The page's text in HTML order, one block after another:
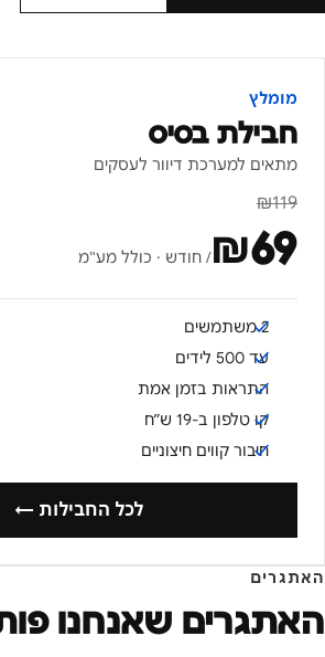
מומלץ
חבילת בסיס
מתאים למערכת דיוור לעסקים
₪119
₪69 / חודש · כולל מע"מ
2 משתמשים
עד 500 לידים
התראות בזמן אמת
קו טלפון ב-19 ש״ח
חיבור קווים חיצוניים
לכל החבילות ←
האתגרים
האתגרים שאנחנו